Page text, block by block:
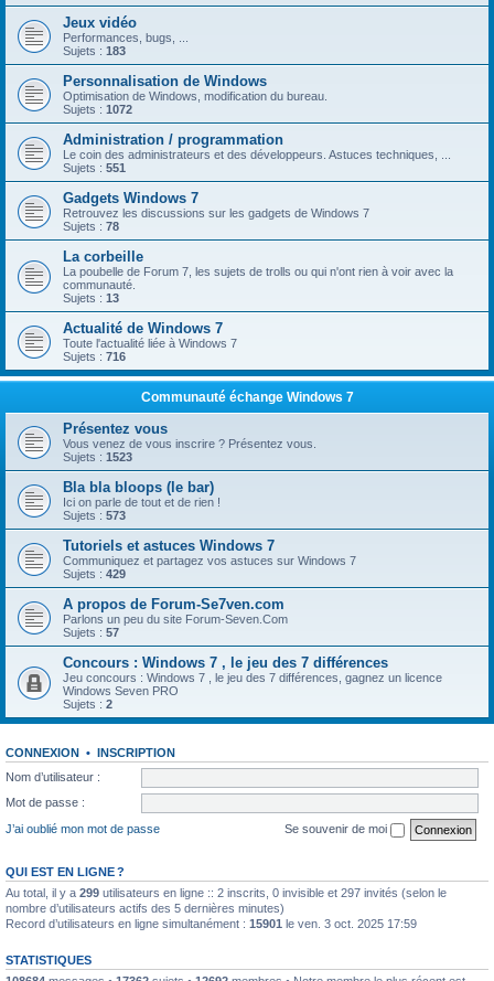
Jeux vidéo
Performances, bugs, ...
Sujets : 183
Personnalisation de Windows
Optimisation de Windows, modification du bureau.
Sujets : 1072
Administration / programmation
Le coin des administrateurs et des développeurs. Astuces techniques, ...
Sujets : 551
Gadgets Windows 7
Retrouvez les discussions sur les gadgets de Windows 7
Sujets : 78
La corbeille
La poubelle de Forum 7, les sujets de trolls ou qui n'ont rien à voir avec la
communauté.
Sujets : 13
Actualité de Windows 7
Toute l'actualité liée à Windows 7
Sujets : 716
Communauté échange Windows 7
Présentez vous
Vous venez de vous inscrire ? Présentez vous.
Sujets : 1523
Bla bla bloops (le bar)
Ici on parle de tout et de rien !
Sujets : 573
Tutoriels et astuces Windows 7
Communiquez et partagez vos astuces sur Windows 7
Sujets : 429
A propos de Forum-Se7ven.com
Parlons un peu du site Forum-Seven.Com
Sujets : 57
Concours : Windows 7 , le jeu des 7 différences
Jeu concours : Windows 7 , le jeu des 7 différences, gagnez un licence
Windows Seven PRO
Sujets : 2
CONNEXION • INSCRIPTION
Nom d’utilisateur :
Mot de passe :
J’ai oublié mon mot de passe
Se souvenir de moi
QUI EST EN LIGNE ?
Au total, il y a 299 utilisateurs en ligne :: 2 inscrits, 0 invisible et 297 invités (selon le
nombre d’utilisateurs actifs des 5 dernières minutes)
Record d’utilisateurs en ligne simultanément : 15901 le ven. 3 oct. 2025 17:59
STATISTIQUES